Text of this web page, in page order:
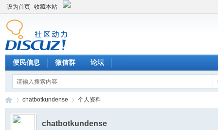
设为首页 收藏本站
便民信息 微信群 论坛
chatbotkundense 个人资料
chatbotkundense